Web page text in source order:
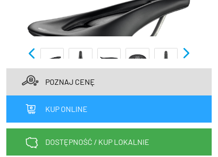
Kup bon podarunkowy
Zestawy opon Vittoria teraz w
promocji z eBonem 60zł na kolejne
WYPRZEDAŻ
OUTLET
NOWOŚCI
BONY
PROMOCJE
KONTAKT
EN
POZNAJ CENĘ
KUP ONLINE
DOSTĘPNOŚĆ / KUP LOKALNIE